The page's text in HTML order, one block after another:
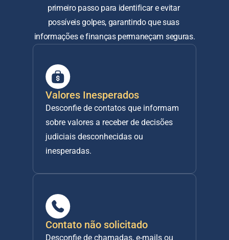
primeiro passo para identificar e evitar
possíveis golpes, garantindo que suas
informações e finanças permaneçam seguras.
Valores Inesperados
Desconfie de contatos que informam
sobre valores a receber de decisões
judiciais desconhecidas ou
inesperadas.
Contato não solicitado
Desconfie de chamadas, e-mails ou